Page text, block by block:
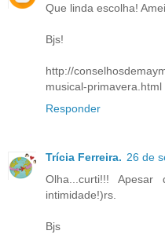
Que linda escolha!
Bjs!
http://
musical-primavera.html
Responder
Trícia Ferreira. 26 de
Olha...curti!!!
intimidade!)rs.
Bjs